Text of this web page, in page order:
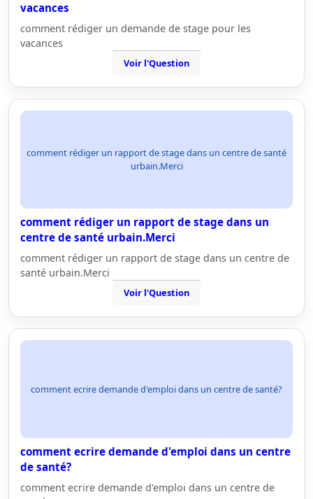
vacances
comment rédiger un demande de stage pour les
vacances
Voir l'Question
comment rédiger un rapport de stage dans un centre de santé
urbain.Merci
comment rédiger un rapport de stage dans un
centre de santé urbain.Merci
comment rédiger un rapport de stage dans un centre de
santé urbain.Merci
Voir l'Question
comment ecrire demande d'emploi dans un centre de santé?
comment ecrire demande d'emploi dans un centre
de santé?
comment ecrire demande d'emploi dans un centre de